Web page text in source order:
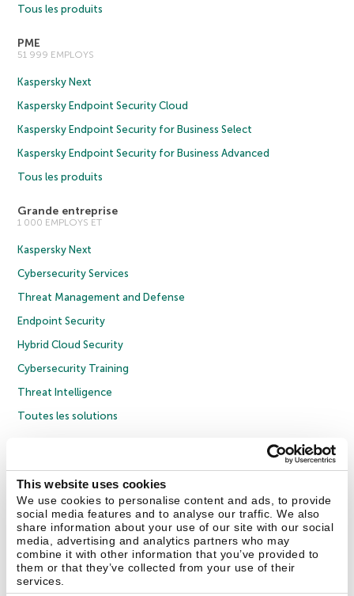
This website uses cookies
We use cookies to personalise content and ads, to provide
social media features and to analyse our traffic. We also
share information about your use of our site with our social
media, advertising and analytics partners who may
combine it with other information that you’ve provided to
them or that they’ve collected from your use of their
services.
Tous les produits
PME
51 999 EMPLOYS
Kaspersky Next
Kaspersky Endpoint Security Cloud
Kaspersky Endpoint Security for Business Select
Kaspersky Endpoint Security for Business Advanced
Tous les produits
Grande entreprise
1 000 EMPLOYS ET
Kaspersky Next
Cybersecurity Services
Threat Management and Defense
Endpoint Security
Hybrid Cloud Security
Cybersecurity Training
Threat Intelligence
Toutes les solutions
Politique de confidentialité
Politique anticorruption
Contrat de licence grand public
Contrat de licence entreprises
Cookies
Nous contacter À propos Partenaires Blog Communiqués de presse
Securelist Eugene Personal Blog Encyclopédie de Kaspersky